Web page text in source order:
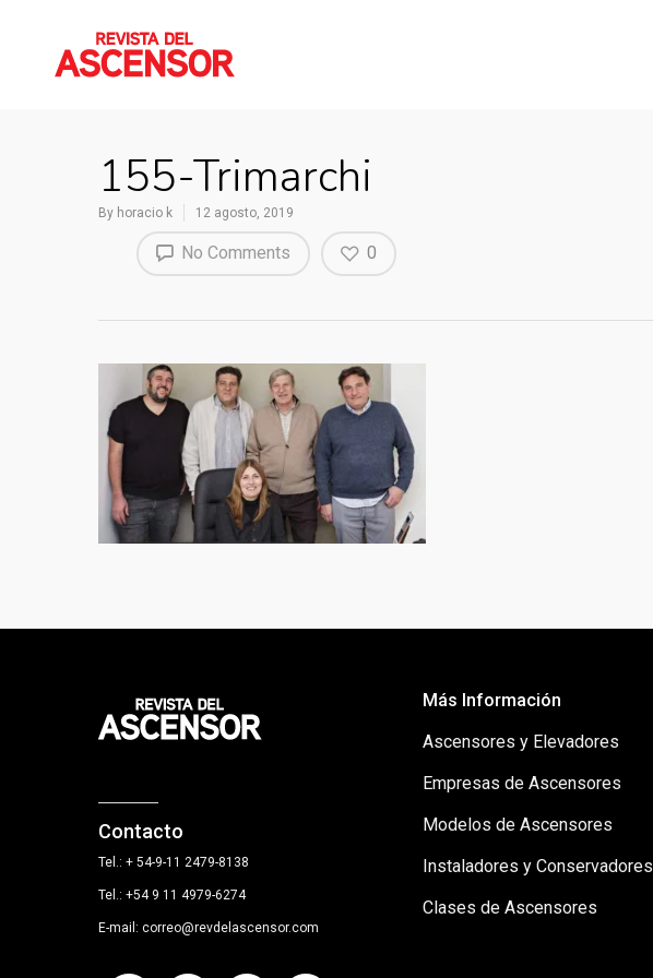
155-Trimarchi
By horacio k 12 agosto, 2019
No Comments 0
Contacto
Tel.: + 54-9-11 2479-8138
Tel.: +54 9 11 4979-6274
E-mail: correo@revdelascensor.com
Más Información
Ascensores y Elevadores
Empresas de Ascensores
Modelos de Ascensores
Instaladores y Conservadores
Clases de Ascensores